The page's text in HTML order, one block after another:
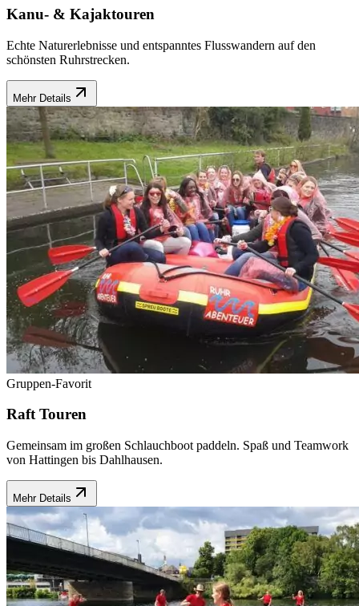
Kanu- & Kajaktouren
Echte Naturerlebnisse und entspanntes Flusswandern auf den
schönsten Ruhrstrecken.
Mehr Details
Gruppen-Favorit
Raft Touren
Gemeinsam im großen Schlauchboot paddeln. Spaß und Teamwork
von Hattingen bis Dahlhausen.
Mehr Details